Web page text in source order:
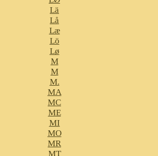
Lä
Lå
Læ
Lö
Lø
M
M
M.
MA
MC
ME
MI
MO
MR
MT